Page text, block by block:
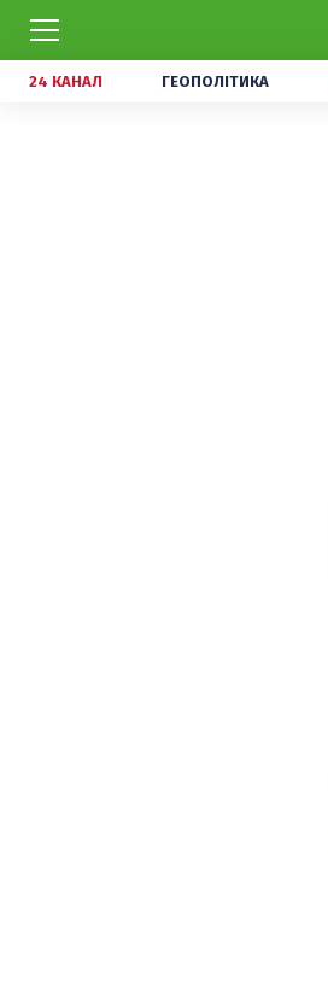
24 КАНАЛ ГЕОПОЛІТИКА